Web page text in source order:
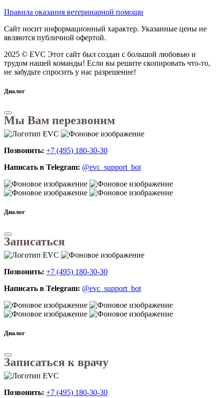
Правила оказания ветеринарной помощи
Сайт носит информационный характер. Указанные цены не
являются публичной офертой.
2025 © EVC Этот сайт был создан с большой любовью и
трудом нашей команды! Если вы решите скопировать что-то,
не забудьте спросить у нас разрешение!
Диалог
Мы Вам перезвоним
Позвонить: +7 (495) 180-30-30
Написать в Telegram: @evc_support_bot
Диалог
Записаться
Позвонить: +7 (495) 180-30-30
Написать в Telegram: @evc_support_bot
Диалог
Записаться к врачу
Позвонить: +7 (495) 180-30-30